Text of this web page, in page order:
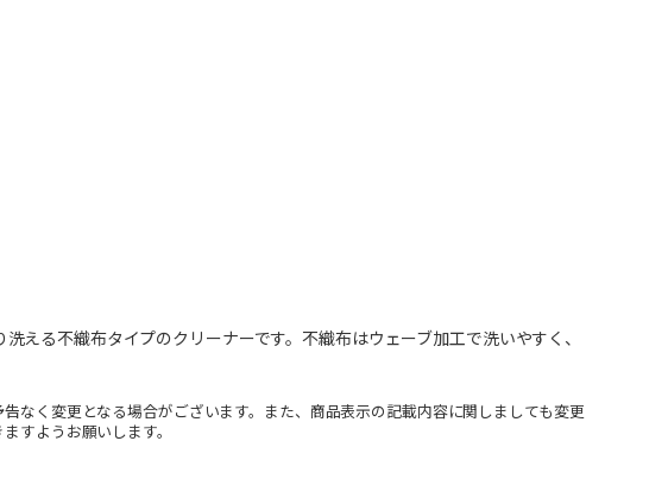
える不織布タイプのクリーナーです。不織布はウェーブ加工で洗いやすく、
く変更となる場合がございます。また、商品表示の記載内容に関しましても変更
すようお願いします。